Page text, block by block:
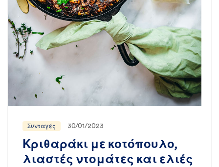
Συνταγές 30/01/2023
Κριθαράκι με κοτόπουλο,
λιαστές ντομάτες και ελιές